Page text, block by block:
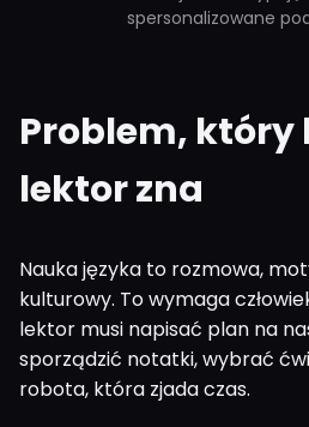
spersonalizowane
Problem, który
lektor zna
Nauka języka to rozmowa,
kulturowy. To wymaga
lektor musi napisać plan na
sporządzić notatki, wybrać
robota, która zjada czas.